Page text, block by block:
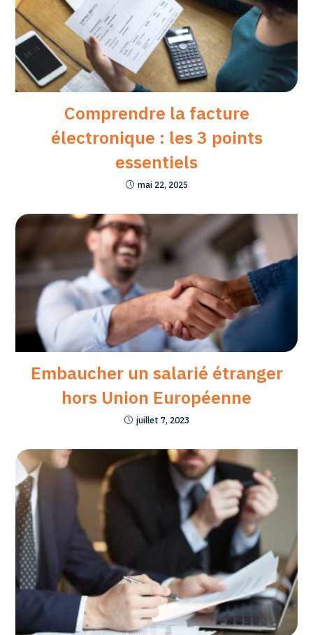
Comprendre la facture
électronique : les 3 points
essentiels
mai 22, 2025
Embaucher un salarié étranger
hors Union Européenne
juillet 7, 2023